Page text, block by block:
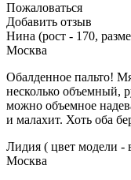
Пожаловаться
Добавить отзыв
Нина (рост - 170,
Москва
Обалденное пальто!
несколько объемный,
можно объемное
и малахит. Хоть оба
Лидия ( цвет модели -
Москва